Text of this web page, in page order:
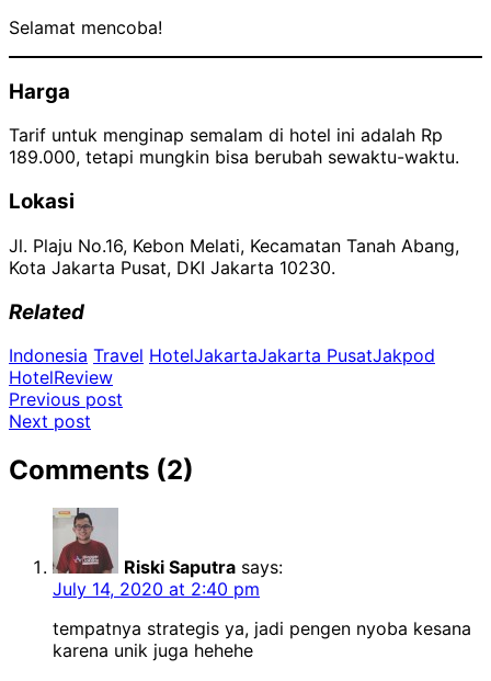
Selamat mencoba!
Harga
Tarif untuk menginap semalam di hotel ini adalah Rp
189.000, tetapi mungkin bisa berubah sewaktu-waktu.
Lokasi
Jl. Plaju No.16, Kebon Melati, Kecamatan Tanah Abang,
Kota Jakarta Pusat, DKI Jakarta 10230.
Related
Indonesia Travel HotelJakartaJakarta PusatJakpod
HotelReview
Post
navigation
Previous post
Next post
Comments (2)
Riski Saputra says:
July 14, 2020 at 2:40 pm
tempatnya strategis ya, jadi pengen nyoba kesana
karena unik juga hehehe